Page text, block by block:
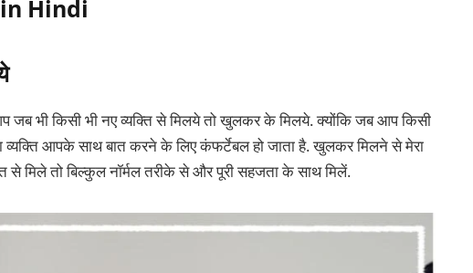
Hindi
जब भी किसी भी नए व्यक्ति से मिलये तो खुलकर के मिलये. क्योंकि जब आप किसी
आपके साथ बात करने के लिए कंफर्टेबल हो जाता है. खुलकर मिलने से मेरा
से मिले तो बिल्कुल नॉर्मल तरीके से और पूरी सहजता के साथ मिलें.